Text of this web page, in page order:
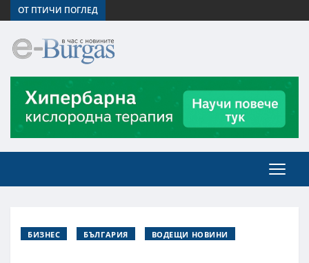
ОТ ПТИЧИ ПОГЛЕД
БИЗНЕС БЪЛГАРИЯ ВОДЕЩИ НОВИНИ